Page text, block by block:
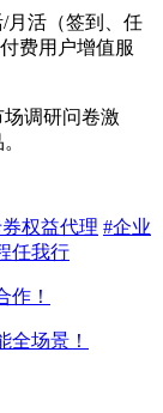
月活（签到、任
费用户增值服
调研问卷激
权益代理 #企业
任我行
作！
全场景！